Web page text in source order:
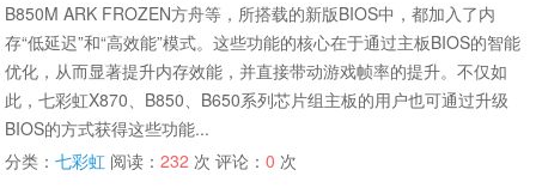
B850M ARK FROZEN方舟等，所搭载的新版BIOS中，都加入了内
存“低延迟”和“高效能”模式。这些功能的核心在于通过主板BIOS的智能
优化，从而显著提升内存效能，并直接带动游戏帧率的提升。不仅如
此，七彩虹X870、B850、B650系列芯片组主板的用户也可通过升级
BIOS的方式获得这些功能...
分类：七彩虹 阅读：232 次 评论：0 次